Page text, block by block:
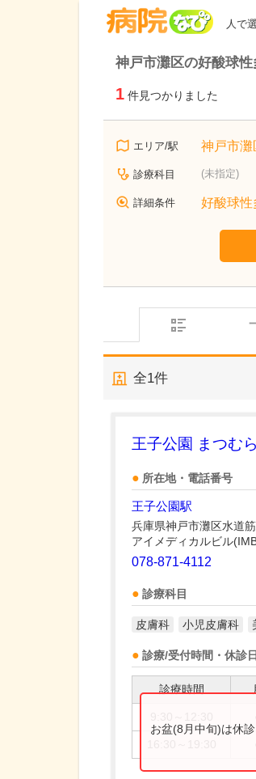
人で
神戸市灘区の好酸球
1 件見つかりました
エリア/駅 神戸市灘
診療科目 (未指定)
詳細条件 好酸球性
全1件
王子公園 まつむ
所在地・電話番号
王子公園駅
兵庫県神戸市灘区水道
アイメディカルビル
078-871-4112
診療科目
皮膚科 小児皮膚科
診療/受付時間・休診日
診療時間
お盆(8月中旬)は休